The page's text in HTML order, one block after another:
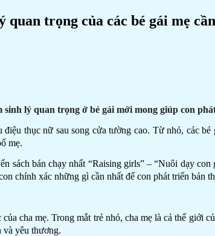
trọng của các bé gái mẹ
lý quan trọng ở bé gái mới mong giúp con
thục nữ sau song cửa tường cao. Từ nhỏ, các
mẹ.
sách bán chạy nhất “Raising girls” – “Nuôi dạy con
chính xác những gì cần nhất để con phát triển bản
cha mẹ. Trong mắt trẻ nhỏ, cha mẹ là cả thế
và yêu thương.